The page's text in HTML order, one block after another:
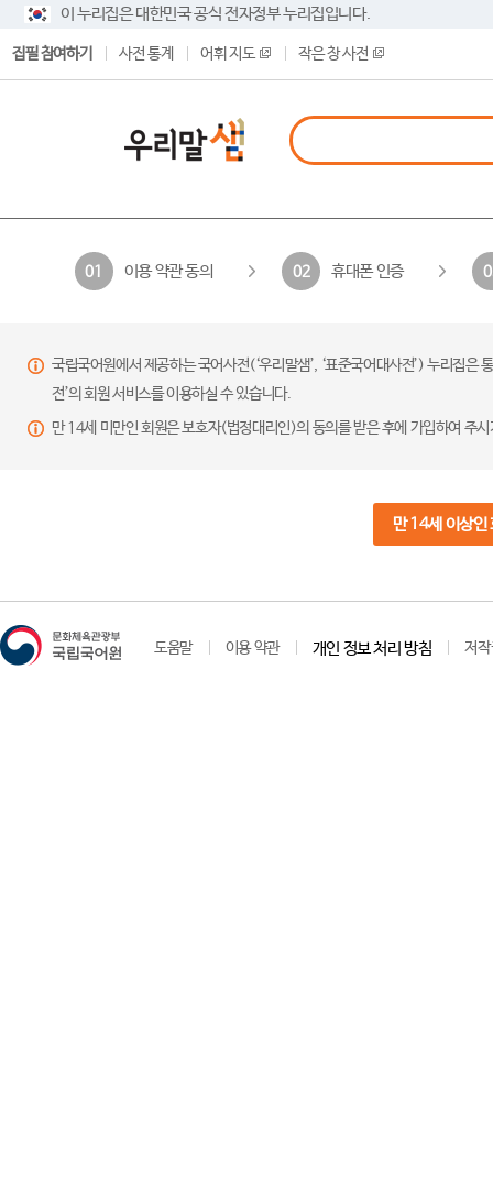
이 누리집은 대한민국 공식 전자정부 누리집입니다.
집필 참여하기 사전 통계 어휘 지도 작은 창 사전
01 이용 약관 동의 02 휴대폰 인증
국립국어원에서 제공하는 국어사전(‘우리말샘’, ‘표준국어대사전’) 누리집
전’의 회원 서비스를 이용하실 수 있습니다.
만 14세 미만인 회원은 보호자(법정대리인)의 동의를 받은 후에 가입하여 주
만 14세 이상인
도움말 이용 약관 개인 정보 처리 방침 저